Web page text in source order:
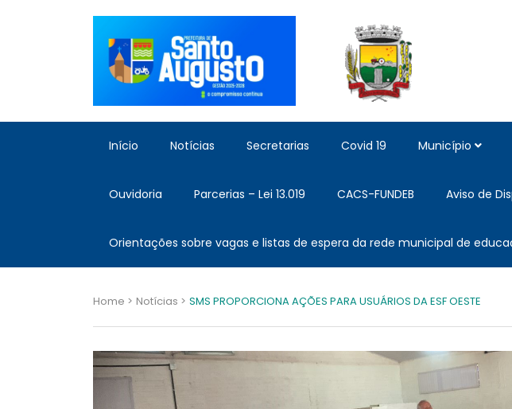
Início Notícias Secretarias Covid 19 Município
Ouvidoria Parcerias – Lei 13.019 CACS-FUNDEB Aviso de
Orientações sobre vagas e listas de espera da rede municipal de
Home > Notícias > SMS PROPORCIONA AÇÕES PARA USUÁRIOS DA ESF OESTE